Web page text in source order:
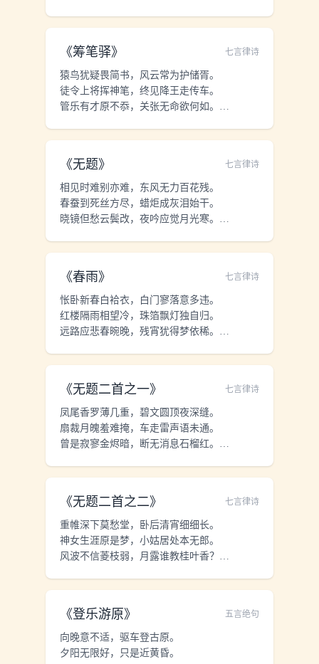
《筹笔驿》 七言律诗
猿鸟犹疑畏简书，风云常为护储胥。
徒令上将挥神笔，终见降王走传车。
管乐有才原不忝，关张无命欲何如。
《无题》 七言律诗
相见时难别亦难，东风无力百花残。
春蚕到死丝方尽，蜡炬成灰泪始干。
晓镜但愁云鬓改，夜吟应觉月光寒。
《春雨》 七言律诗
怅卧新春白袷衣，白门寥落意多违。
红楼隔雨相望冷，珠箔飘灯独自归。
远路应悲春晼晚，残宵犹得梦依稀。
《无题二首之一》 七言律诗
凤尾香罗薄几重，碧文圆顶夜深缝。
扇裁月魄羞难掩，车走雷声语未通。
曾是寂寥金烬暗，断无消息石榴红。
《无题二首之二》 七言律诗
重帷深下莫愁堂，卧后清宵细细长。
神女生涯原是梦，小姑居处本无郎。
风波不信菱枝弱，月露谁教桂叶香？
《登乐游原》 五言绝句
向晚意不适，驱车登古原。
夕阳无限好，只是近黄昏。